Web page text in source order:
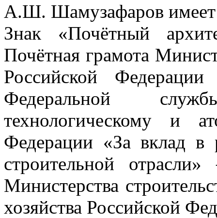
А.Ш. Шамузафаров имеет
Знак «Почётный
Почётная грамота
Российской
Федеральной
технологическому и
Федерации «За вклад в
строительной
Министерства
хозяйства Российской